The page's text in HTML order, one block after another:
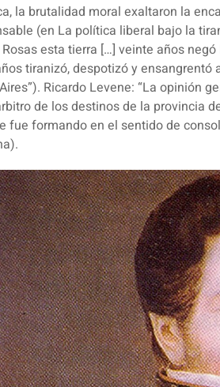
la brutalidad moral exaltaron la
(en La política liberal bajo la
esta tierra […] veinte años
tiranizó, despotizó y ensangrentó
Ricardo Levene: “La opinión
de los destinos de la provincia
fue formando en el sentido de